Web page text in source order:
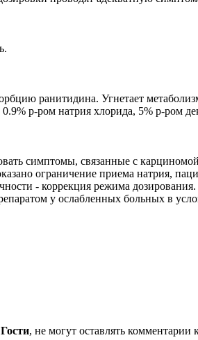
ранитидина. Угнетает
р-ром натрия хлорида, 5% р-ром
симптомы, связанные с
ограничение приема натрия,
- коррекция режима
у ослабленных больных в
Гости, не могут оставлять